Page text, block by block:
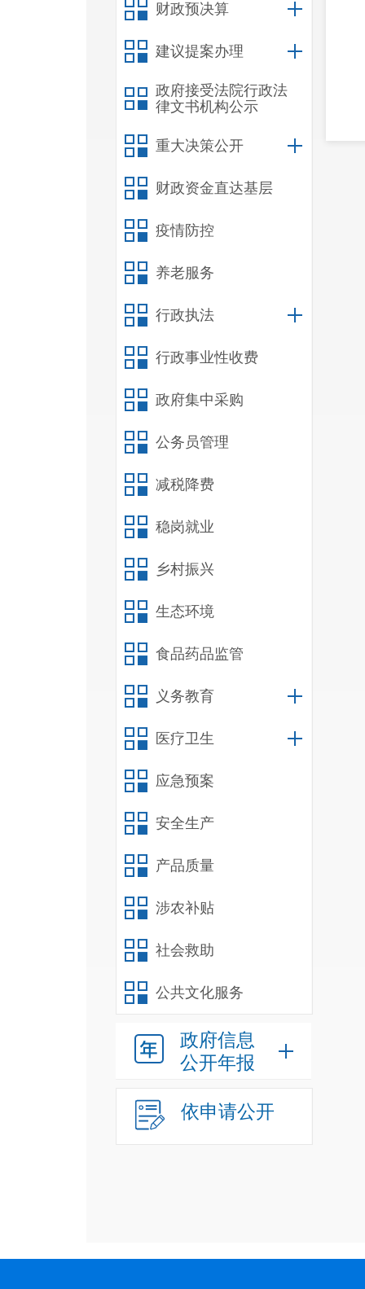
财政预决算
建议提案办理
政府接受法院行政法
律文书机构公示
重大决策公开
财政资金直达基层
疫情防控
养老服务
行政执法
行政事业性收费
政府集中采购
公务员管理
减税降费
稳岗就业
乡村振兴
生态环境
食品药品监管
义务教育
医疗卫生
应急预案
安全生产
产品质量
涉农补贴
社会救助
公共文化服务
政府信息
公开年报
依申请公开